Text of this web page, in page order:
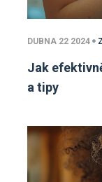
DUBNA 22 2024
Jak
a tipy